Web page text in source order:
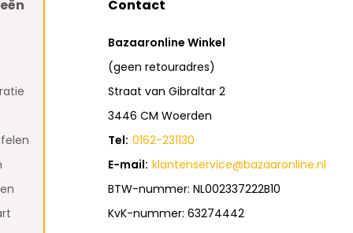
Contact
Bazaaronline Winkel
(geen retouradres)
Straat van Gibraltar 2
3446 CM Woerden
Tel: 0162-231130
E-mail: klantenservice@bazaaronline.nl
BTW-nummer: NL002337222B10
KvK-nummer: 63274442